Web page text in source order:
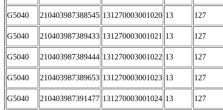
G5040 210403987388545 131270003001020 13 127
G5040 210403987389433 131270003001021 13 127
G5040 210403987389444 131270003001022 13 127
G5040 210403987389653 131270003001023 13 127
G5040 210403987391477 131270003001024 13 127